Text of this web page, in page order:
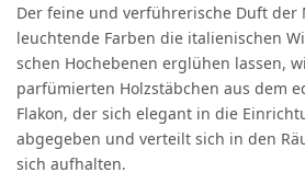
Der feine und verführerische Duft der
leuchtende Farben die italienischen
schen Hochebenen erglühen lassen,
parfümierten Holzstäbchen aus dem
Flakon, der sich elegant in die
abgegeben und verteilt sich in den
sich aufhalten.